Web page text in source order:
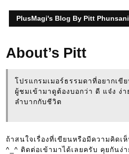
PlusMagi's Blog By Pitt
About’s Pitt
โปรแกรมเมอร์ธรรมดาที่อยากเขี
ผู้ชมเข้ามาดูต้องบอกว่า ดี แจ๋ง ง่
ลำบากกับชีวิต
ถ้าสนใจเรื่องที่เขียนหรือมีความคิดเ
^_^ ติดต่อเข้ามาได้เลยครับ คุยกันง่